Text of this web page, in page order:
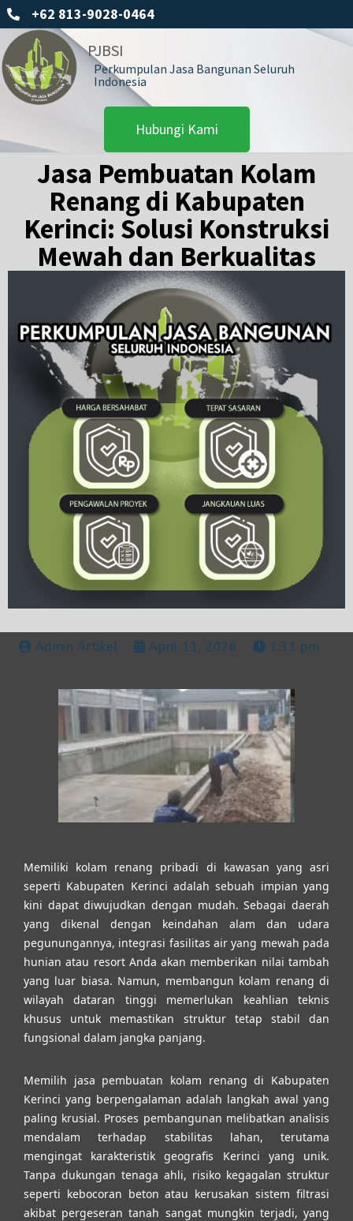
+62 813-9028-0464
PJBSI
Perkumpulan Jasa Bangunan Seluruh
Indonesia
Hubungi Kami
Jasa Pembuatan Kolam
Renang di Kabupaten
Kerinci: Solusi Konstruksi
Mewah dan Berkualitas
Admin Artikel April 11, 2026 1:31 pm
Memiliki kolam renang pribadi di kawasan yang asri
seperti Kabupaten Kerinci adalah sebuah impian yang
kini dapat diwujudkan dengan mudah. Sebagai daerah
yang dikenal dengan keindahan alam dan udara
pegunungannya, integrasi fasilitas air yang mewah pada
hunian atau resort Anda akan memberikan nilai tambah
yang luar biasa. Namun, membangun kolam renang di
wilayah dataran tinggi memerlukan keahlian teknis
khusus untuk memastikan struktur tetap stabil dan
fungsional dalam jangka panjang.
Memilih jasa pembuatan kolam renang di Kabupaten
Kerinci yang berpengalaman adalah langkah awal yang
paling krusial. Proses pembangunan melibatkan analisis
mendalam terhadap stabilitas lahan, terutama
mengingat karakteristik geografis Kerinci yang unik.
Tanpa dukungan tenaga ahli, risiko kegagalan struktur
seperti kebocoran beton atau kerusakan sistem filtrasi
akibat pergeseran tanah sangat mungkin terjadi, yang